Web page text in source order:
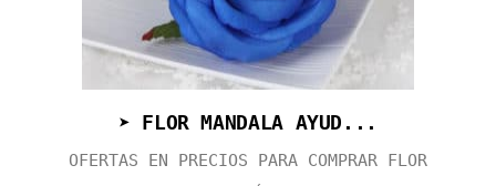
➤ FLOR MANDALA AYUD...
OFERTAS EN PRECIOS PARA COMPRAR FLOR